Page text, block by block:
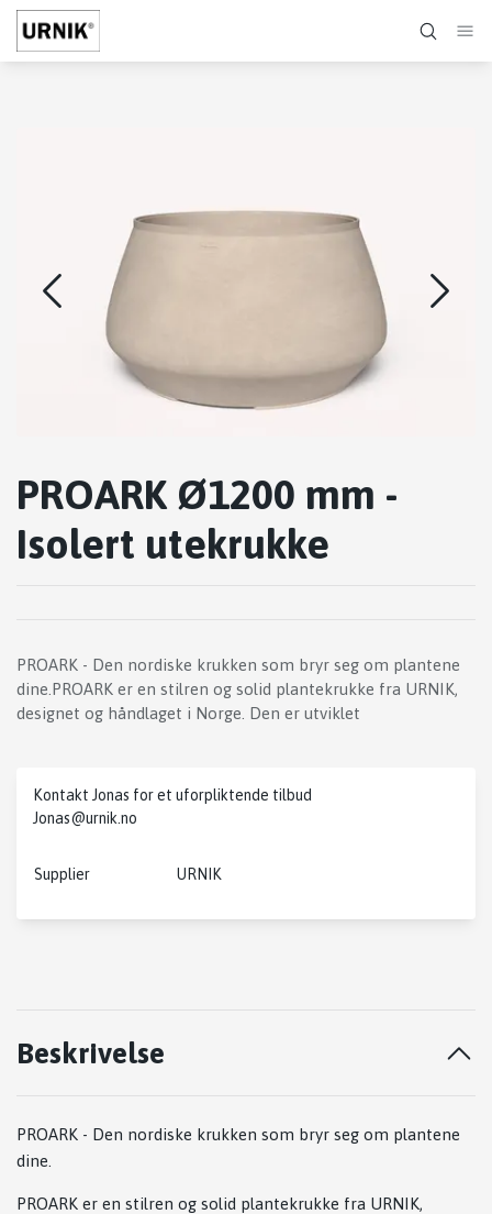
PROARK Ø1200 mm -
Isolert utekrukke
PROARK - Den nordiske krukken som bryr seg om plantene
dine.PROARK er en stilren og solid plantekrukke fra URNIK,
designet og håndlaget i Norge. Den er utviklet
Kontakt Jonas for et uforpliktende tilbud
Jonas@urnik.no
Supplier URNIK
Beskrivelse
PROARK - Den nordiske krukken som bryr seg om plantene
dine.
PROARK er en stilren og solid plantekrukke fra URNIK,